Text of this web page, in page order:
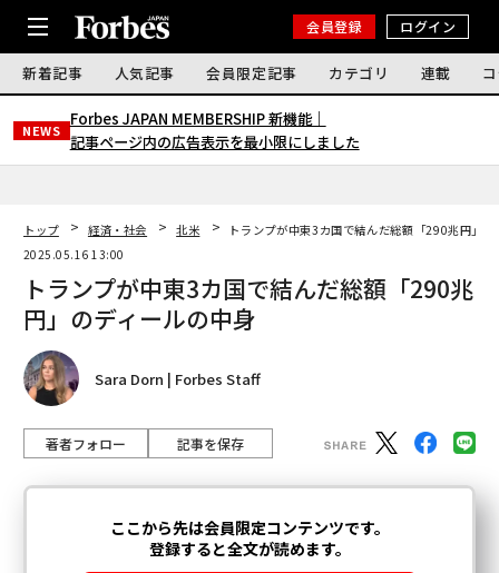
会員登録 ログイン
新着記事 人気記事 会員限定記事 カテゴリ 連載
NEWS
Forbes JAPAN MEMBERSHIP 新機能｜
記事ページ内の広告表示を最小限にしました
トップ 経済・社会 北米
トランプが中東3カ国で結んだ総額「290兆円」の
2025.05.16 13:00
トランプが中東3カ国で結んだ総額「290兆
円」のディールの中身
Sara Dorn | Forbes Staff
著者フォロー 記事を保存